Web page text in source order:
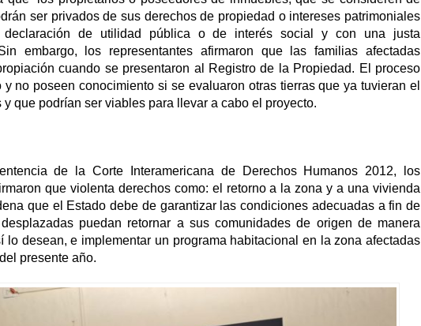
ser privados de sus derechos de propiedad o intereses patrimoniales
declaración de utilidad pública o de interés social y con una justa
embargo, los representantes afirmaron que las familias afectadas
cuando se presentaron al Registro de la Propiedad. El proceso
y no poseen conocimiento si se evaluaron otras tierras que ya tuvieran el
y que podrían ser viables para llevar a cabo el proyecto.
de la Corte Interamericana de Derechos Humanos 2012, los
que violenta derechos como: el retorno a la zona y a una vivienda
que el Estado debe de garantizar las condiciones adecuadas a fin de
puedan retornar a sus comunidades de origen de manera
lo desean, e implementar un programa habitacional en la zona afectadas
presente año.